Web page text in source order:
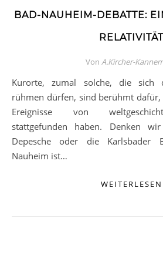
BAD-NAUHEIM-DEBATTE:
RELATIVITÄT
Von A.Kircher-
Kurorte, zumal solche, die sich des Titels „Weltbad“
rühmen dürfen, sind berühmt
Ereignisse von
stattgefunden haben. Denken
Depesche oder die Karlsbader
Nauheim ist…
WEITERLESEN